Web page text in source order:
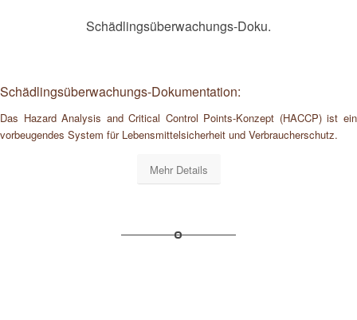
Schädlingsüberwachungs-Doku.
Schädlingsüberwachungs-Dokumentation:
Das Hazard Analysis and Critical Control Points-Konzept (HACCP) ist ein
vorbeugendes System für Lebensmittelsicherheit und Verbraucherschutz.
Mehr Details